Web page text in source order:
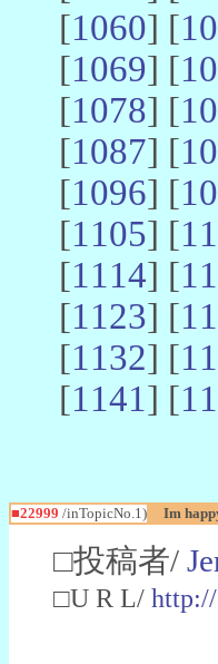
[1060] [
[1069] [
[1078] [
[1087] [
[1096] [
[1105] [
[1114] [
[1123] [
[1132] [
[1141] [
■22999 /inTopicNo.1) Im
□投稿者/
□U R L/